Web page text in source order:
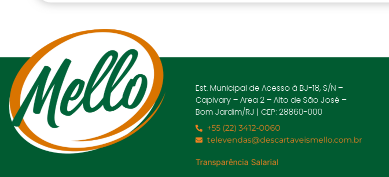
Est. Municipal de Acesso à BJ-18, S/N –
Capivary – Area 2 – Alto de São José –
Bom Jardim/RJ | CEP: 28860-000
+55 (22) 3412-0060
televendas@descartaveismello.com.br
Transparência Salarial